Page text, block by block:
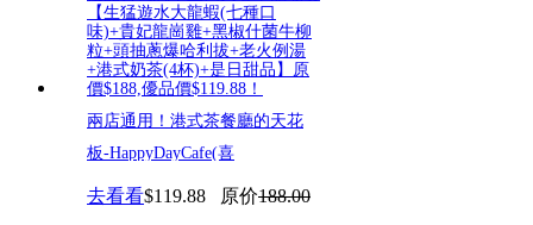
兩店通用！港式茶餐廳的天花
板-HappyDayCafe(喜
去看看$119.88 原价188.00